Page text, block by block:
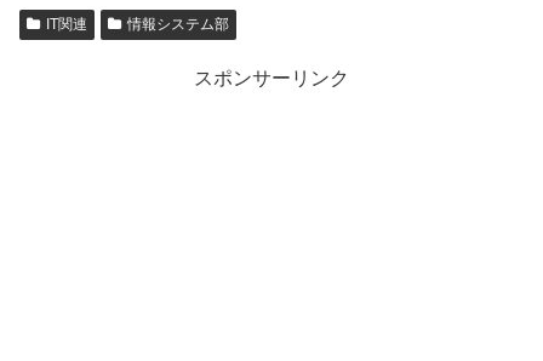
IT関連 情報システム部
スポンサーリンク